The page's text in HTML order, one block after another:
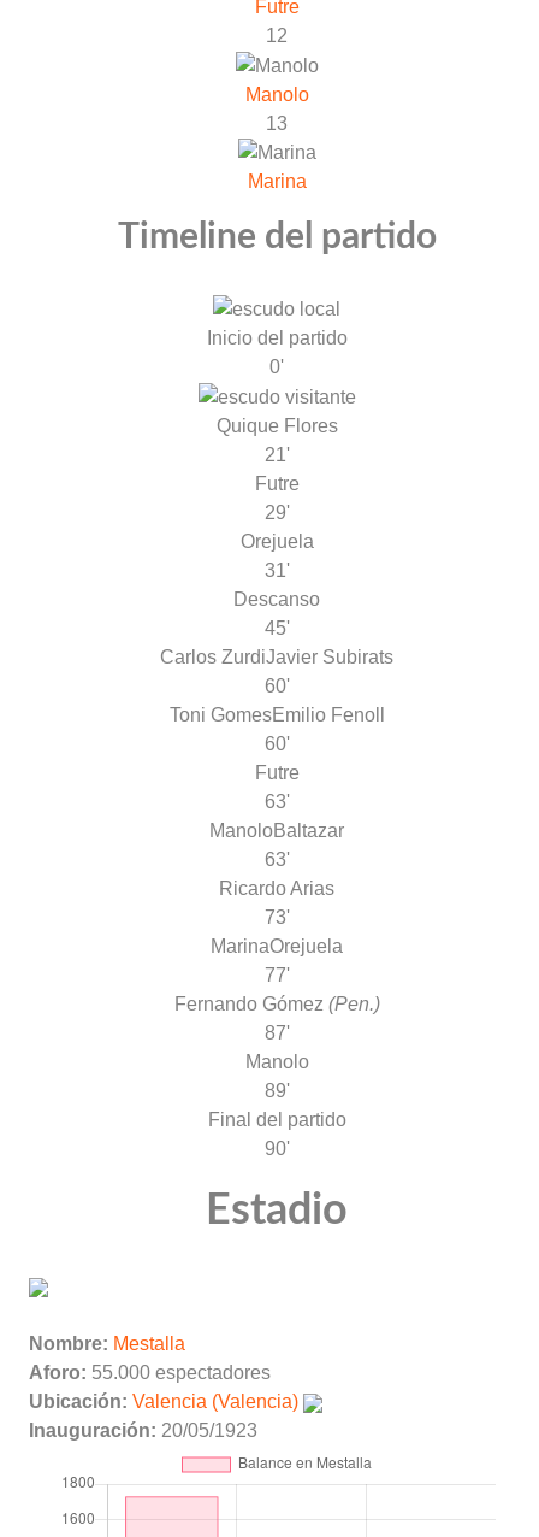
Futre
12
Manolo
13
Marina
Timeline del partido
Inicio del partido
0'
Quique Flores
21'
Futre
29'
Orejuela
31'
Descanso
45'
Carlos ZurdiJavier Subirats
60'
Toni GomesEmilio Fenoll
60'
Futre
63'
ManoloBaltazar
63'
Ricardo Arias
73'
MarinaOrejuela
77'
Fernando Gómez (Pen.)
87'
Manolo
89'
Final del partido
90'
Estadio
Nombre: Mestalla
Aforo: 55.000 espectadores
Ubicación: Valencia (Valencia)
Inauguración: 20/05/1923